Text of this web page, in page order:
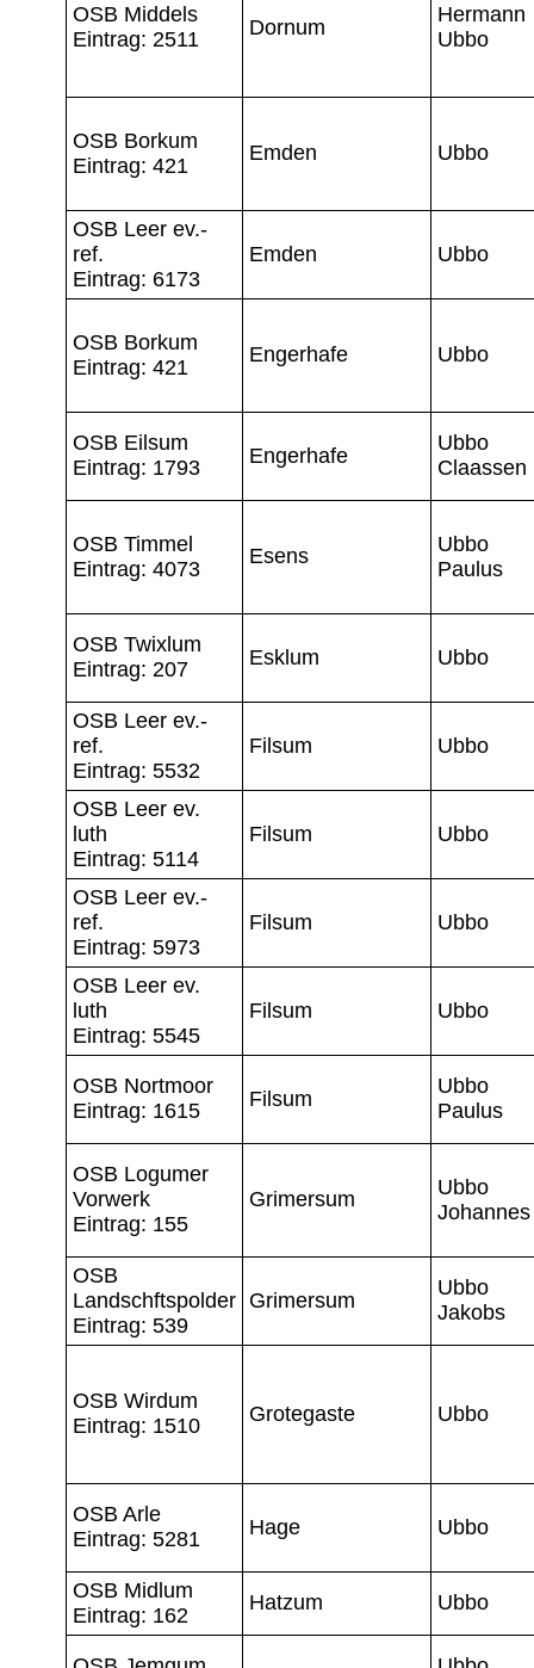
OSB Middels
Eintrag: 2511
Dornum
Hermann
Ubbo
OSB Borkum
Eintrag: 421
Emden Ubbo
OSB Leer ev.-
ref.
Eintrag: 6173
Emden Ubbo
OSB Borkum
Eintrag: 421
Engerhafe Ubbo
OSB Eilsum
Eintrag: 1793
Engerhafe
Ubbo
Claassen
OSB Timmel
Eintrag: 4073
Esens
Ubbo
Paulus
OSB Twixlum
Eintrag: 207
Esklum Ubbo
OSB Leer ev.-
ref.
Eintrag: 5532
Filsum Ubbo
OSB Leer ev.
luth
Eintrag: 5114
Filsum Ubbo
OSB Leer ev.-
ref.
Eintrag: 5973
Filsum Ubbo
OSB Leer ev.
luth
Eintrag: 5545
Filsum Ubbo
OSB Nortmoor
Eintrag: 1615
Filsum
Ubbo
Paulus
OSB Logumer
Vorwerk
Eintrag: 155
Grimersum
Ubbo
Johannes
OSB
Landschftspolder
Eintrag: 539
Grimersum
Ubbo
Jakobs
OSB Wirdum
Eintrag: 1510
Grotegaste Ubbo
OSB Arle
Eintrag: 5281
Hage Ubbo
OSB Midlum
Eintrag: 162
Hatzum Ubbo